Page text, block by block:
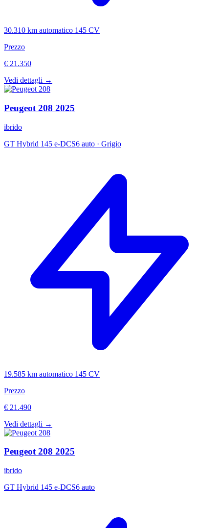
30.310 km automatico 145 CV
Prezzo
€ 21.350
Vedi dettagli →
Peugeot 208 2025
ibrido
GT Hybrid 145 e-DCS6 auto · Grigio
19.585 km automatico 145 CV
Prezzo
€ 21.490
Vedi dettagli →
Peugeot208 2025
ibrido
GT Hybrid 145 e-DCS6 auto